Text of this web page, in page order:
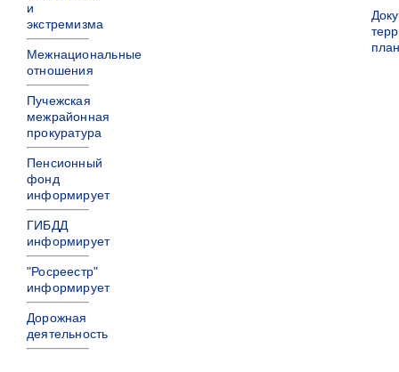
и
экстремизма
Межнациональные
отношения
Пучежская
межрайонная
прокуратура
Пенсионный
фонд
информирует
ГИБДД
информирует
"Росреестр"
информирует
Дорожная
деятельность